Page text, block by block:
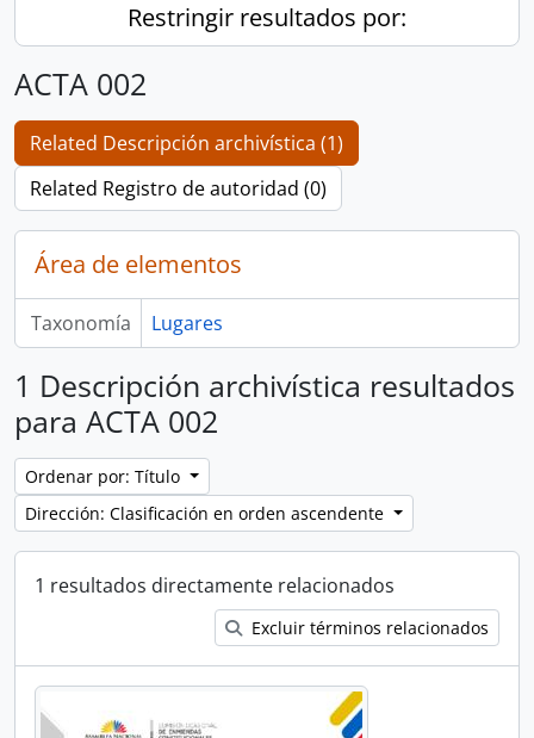
Restringir resultados por:
ACTA 002
Related Descripción archivística (1)
Related Registro de autoridad (0)
Área de elementos
Taxonomía Lugares
1 Descripción archivística resultados
para ACTA 002
Ordenar por: Título
Dirección: Clasificación en orden ascendente
1 resultados directamente relacionados
Excluir términos relacionados